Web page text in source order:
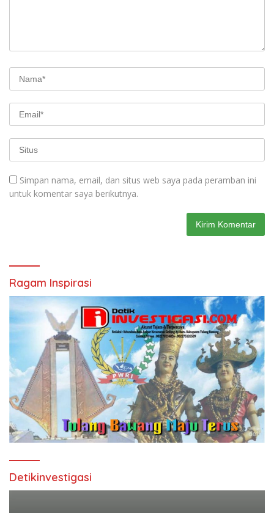
Simpan nama, email, dan situs web saya pada peramban ini
untuk komentar saya berikutnya.
Ragam Inspirasi
Detikinvestigasi